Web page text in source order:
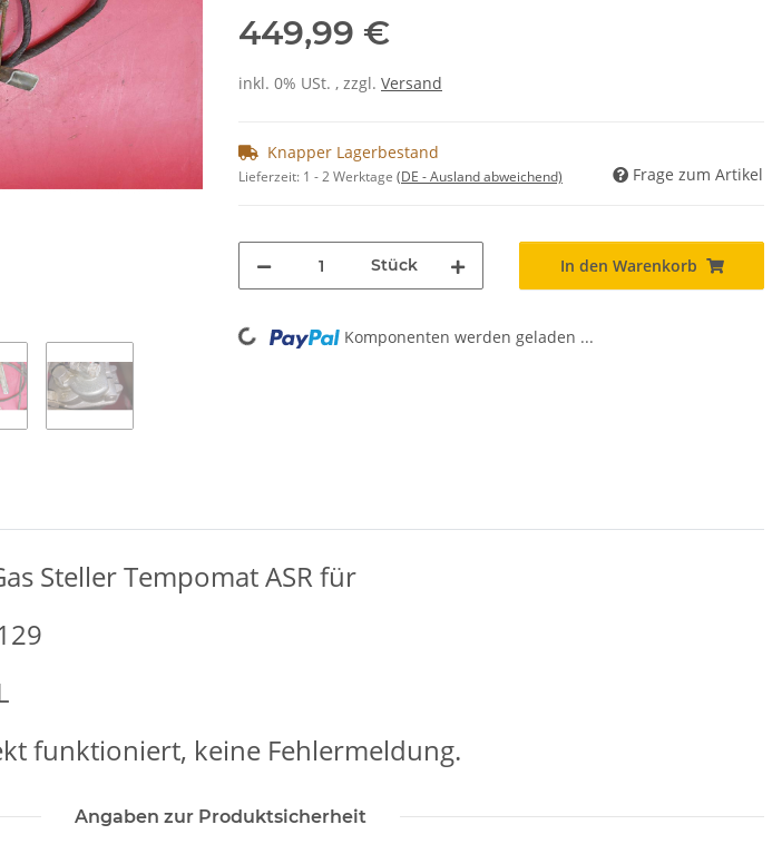
449,99 €
inkl. 0% USt. , zzgl. Versand
Knapper Lagerbestand
Lieferzeit: 1 - 2 Werktage (DE - Ausland abweichend) Frage zum Artikel
Stück In den Warenkorb
Loading... Komponenten werden geladen ...
Steller Tempomat ASR für
funktioniert, keine Fehlermeldung.
Angaben zur Produktsicherheit